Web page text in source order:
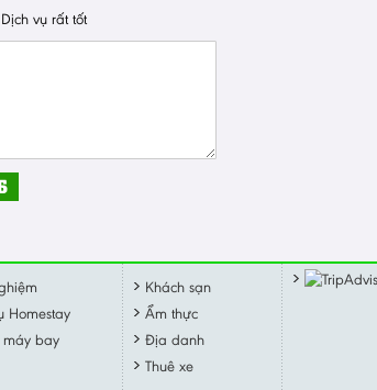
Dịch vụ rất tốt
Homestay
bay
Khách sạn
Ẩm thực
Địa danh
Thuê xe